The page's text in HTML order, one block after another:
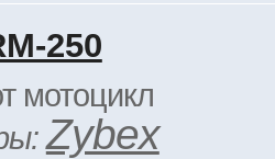
250
мотоцикл
Zybex